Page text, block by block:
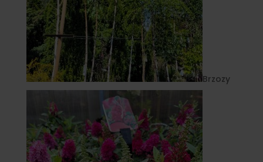
Brzozy